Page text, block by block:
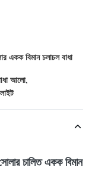
বিমান চলাচল বাধা
আলো,
চালিত একক বিমান